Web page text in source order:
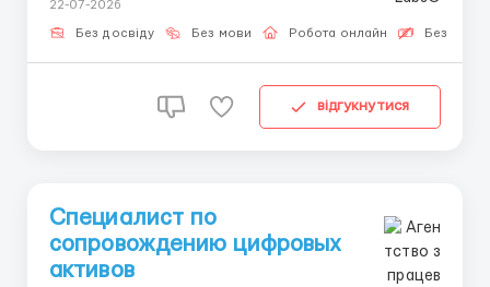
уникальные возможности для молодых
специалистов. Проведение операций с цифровыми
22-07-2026
Без досвіду Без мови Робота онлайн
відгукнутися
Специалист по
сопровождению цифровых
активов